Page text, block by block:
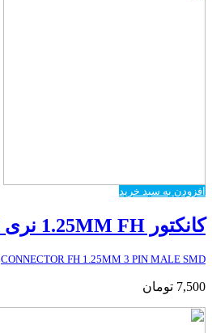
افزودن به سبد خرید
کانکتور 1.25MM FH نری 3 پین SMD
CONNECTOR FH 1.25MM 3 PIN MALE SMD
7,500 تومان